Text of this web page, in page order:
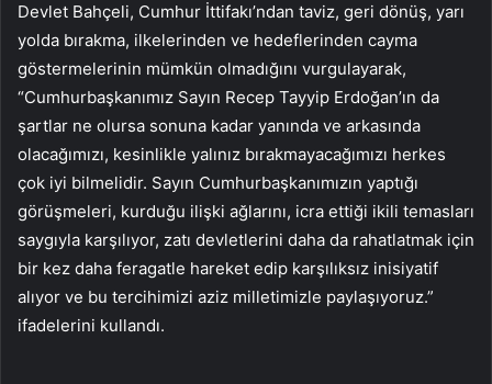
Devlet Bahçeli, Cumhur İttifakı’ndan taviz, geri dönüş, yarı
yolda bırakma, ilkelerinden ve hedeflerinden cayma
göstermelerinin mümkün olmadığını vurgulayarak,
“Cumhurbaşkanımız Sayın Recep Tayyip Erdoğan’ın da
şartlar ne olursa sonuna kadar yanında ve arkasında
olacağımızı, kesinlikle yalınız bırakmayacağımızı herkes
çok iyi bilmelidir. Sayın Cumhurbaşkanımızın yaptığı
görüşmeleri, kurduğu ilişki ağlarını, icra ettiği ikili temasları
saygıyla karşılıyor, zatı devletlerini daha da rahatlatmak için
bir kez daha feragatle hareket edip karşılıksız inisiyatif
alıyor ve bu tercihimizi aziz milletimizle paylaşıyoruz.”
ifadelerini kullandı.